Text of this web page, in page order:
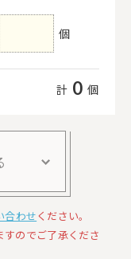
個
計 0 個
合わせください。
のでご了承くださ